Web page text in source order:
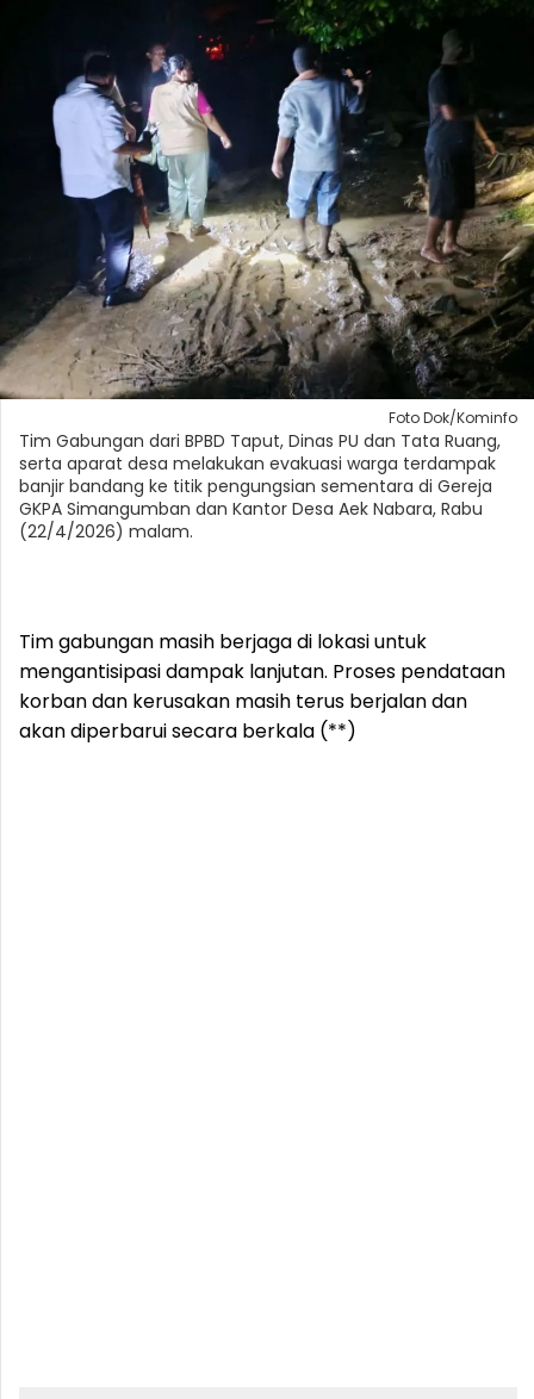
Foto Dok/Kominfo
Tim Gabungan dari BPBD Taput, Dinas PU dan Tata Ruang,
serta aparat desa melakukan evakuasi warga terdampak
banjir bandang ke titik pengungsian sementara di Gereja
GKPA Simangumban dan Kantor Desa Aek Nabara, Rabu
(22/4/2026) malam.
Tim gabungan masih berjaga di lokasi untuk
mengantisipasi dampak lanjutan. Proses pendataan
korban dan kerusakan masih terus berjalan dan
akan diperbarui secara berkala (**)